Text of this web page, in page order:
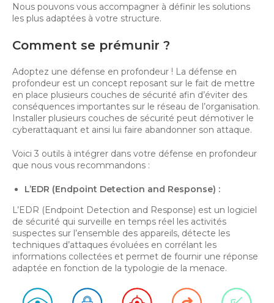
Nous pouvons vous accompagner à définir les solutions
les plus adaptées à votre structure.
Comment se prémunir ?
Adoptez une défense en profondeur ! La défense en
profondeur est un concept reposant sur le fait de mettre
en place plusieurs couches de sécurité afin d’éviter des
conséquences importantes sur le réseau de l’organisation.
Installer plusieurs couches de sécurité peut démotiver le
cyberattaquant et ainsi lui faire abandonner son attaque.
Voici 3 outils à intégrer dans votre défense en profondeur
que nous vous recommandons :
L’EDR (Endpoint Detection and Response) :
L’EDR (Endpoint Detection and Response) est un logiciel
de sécurité qui surveille en temps réel les activités
suspectes sur l’ensemble des appareils, détecte les
techniques d’attaques évoluées en corrélant les
informations collectées et permet de fournir une réponse
adaptée en fonction de la typologie de la menace.